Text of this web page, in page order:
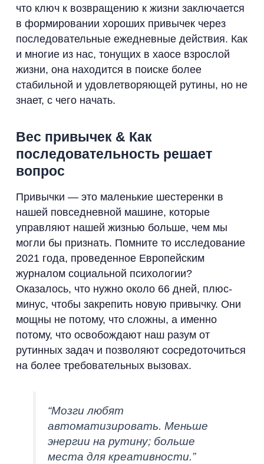
что ключ к возвращению к жизни заключается
в формировании хороших привычек через
последовательные ежедневные действия. Как
и многие из нас, тонущих в хаосе взрослой
жизни, она находится в поиске более
стабильной и удовлетворяющей рутины, но не
знает, с чего начать.
Вес привычек & Как
последовательность решает
вопрос
Привычки — это маленькие шестеренки в
нашей повседневной машине, которые
управляют нашей жизнью больше, чем мы
могли бы признать. Помните то исследование
2021 года, проведенное Европейским
журналом социальной психологии?
Оказалось, что нужно около 66 дней, плюс-
минус, чтобы закрепить новую привычку. Они
мощны не потому, что сложны, а именно
потому, что освобождают наш разум от
рутинных задач и позволяют сосредоточиться
на более требовательных вызовах.
“Мозги любят
автоматизировать. Меньше
энергии на рутину; больше
места для креативности.”